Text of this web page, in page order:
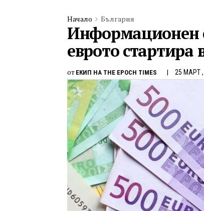
Начало България
Информационен
еврото стартира
от ЕКИП НА THE EPOCH TIMES 25 МАРТ